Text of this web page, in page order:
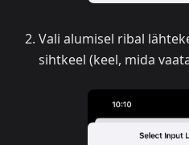
Vali alumisel ribal
sihtkeel (keel, mida